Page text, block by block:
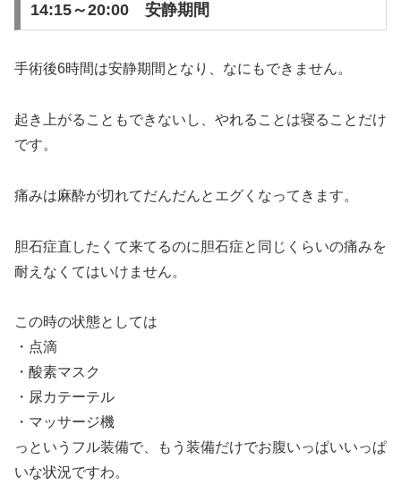
14:15～20:00 安静期間
手術後6時間は安静期間となり、なにもできません。
起き上がることもできないし、やれることは寝ることだけ
です。
痛みは麻酔が切れてだんだんとエグくなってきます。
胆石症直したくて来てるのに胆石症と同じくらいの痛みを
耐えなくてはいけません。
この時の状態としては
・点滴
・酸素マスク
・尿カテーテル
・マッサージ機
っというフル装備で、もう装備だけでお腹いっぱいいっぱ
いな状況ですわ。